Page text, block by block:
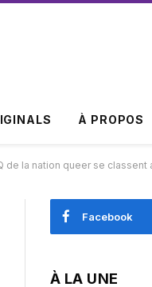
À PROPOS
la nation queer se classent
Facebook
À LA UNE